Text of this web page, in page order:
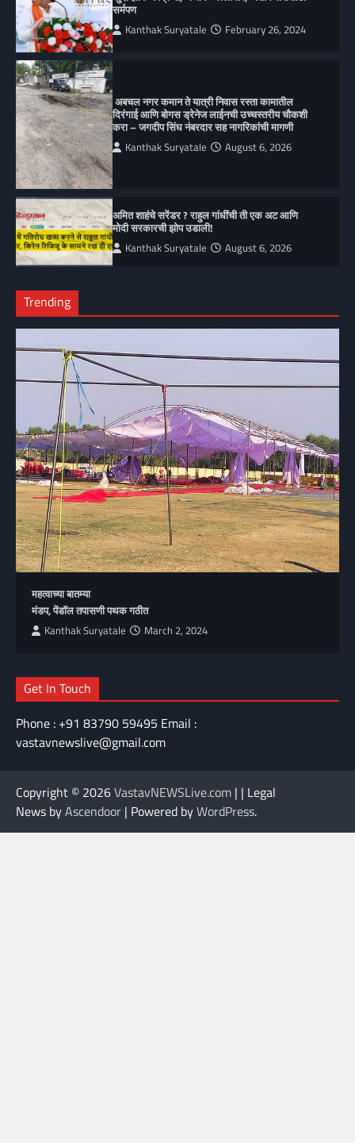
सर्मपण
Kanthak Suryatale February 26, 2024
अबचल नगर कमान ते यात्री निवास रस्ता कामातील
दिरंगाई आणि बोगस ड्रेनेज लाईनची उच्चस्तरीय चौकशी
करा – जगदीप सिंघ नंबरदार सह नागरिकांची मागणी
Kanthak Suryatale August 6, 2026
अमित शाहंचे सरेंडर ? राहुल गांधींची ती एक अट आणि
मोदी सरकारची झोप उडाली!
Kanthak Suryatale August 6, 2026
Trending
महत्वाच्या बातम्या
मंडप, पेंडॉल तपासणी पथक गठीत
Kanthak Suryatale March 2, 2024
Get In Touch
Phone : +91 83790 59495 Email :
vastavnewslive@gmail.com
Copyright © 2026VastavNEWSLive.com | | Legal
News byAscendoor | Powered byWordPress.